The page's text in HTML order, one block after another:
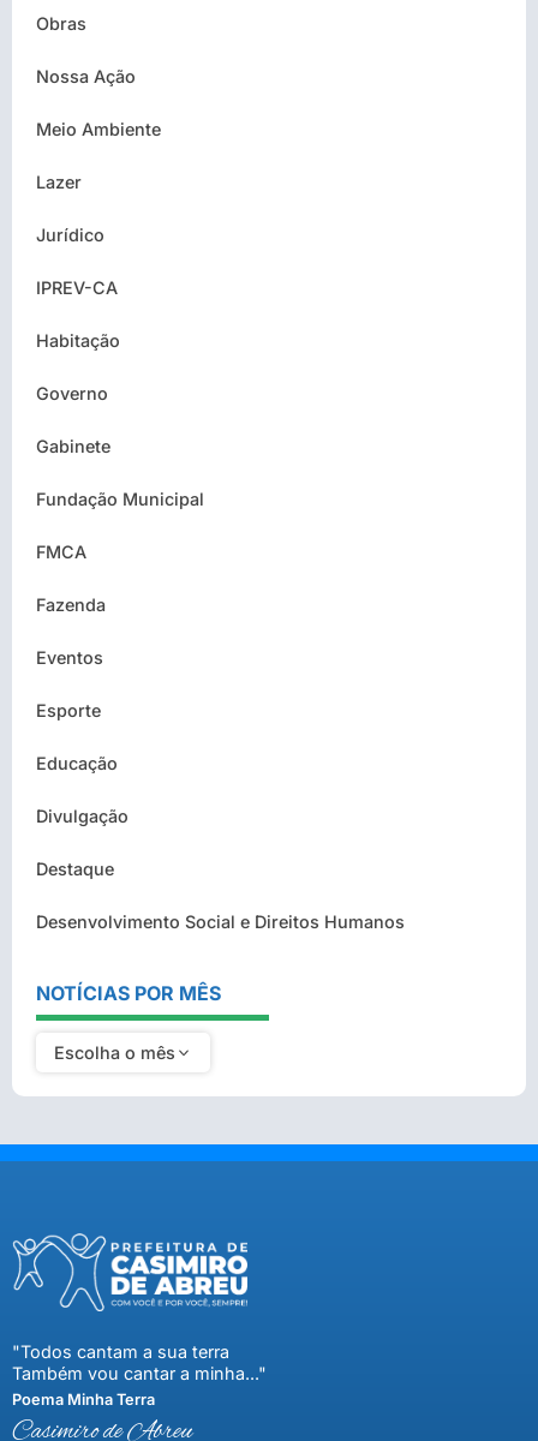
Obras
Nossa Ação
Meio Ambiente
Lazer
Jurídico
IPREV-CA
Habitação
Governo
Gabinete
Fundação Municipal
FMCA
Fazenda
Eventos
Esporte
Educação
Divulgação
Destaque
Desenvolvimento Social e Direitos Humanos
NOTÍCIAS POR MÊS
Escolha o mês
"Todos cantam a sua terra
Também vou cantar a minha..."
Poema Minha Terra
Casimiro de Abreu